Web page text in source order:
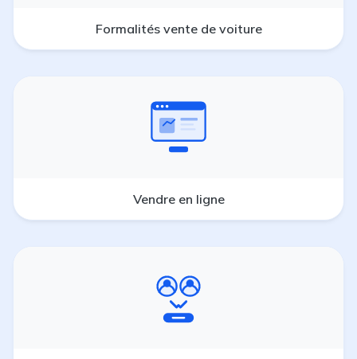
Formalités vente de voiture
Vendre en ligne